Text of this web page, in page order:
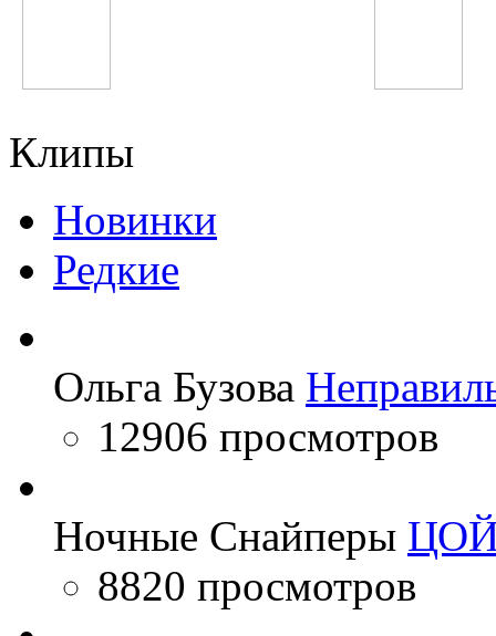
Клипы
Новинки
Редкие
Ольга Бузова
12906 просмотров
Ночные Снайперы
8820 просмотров